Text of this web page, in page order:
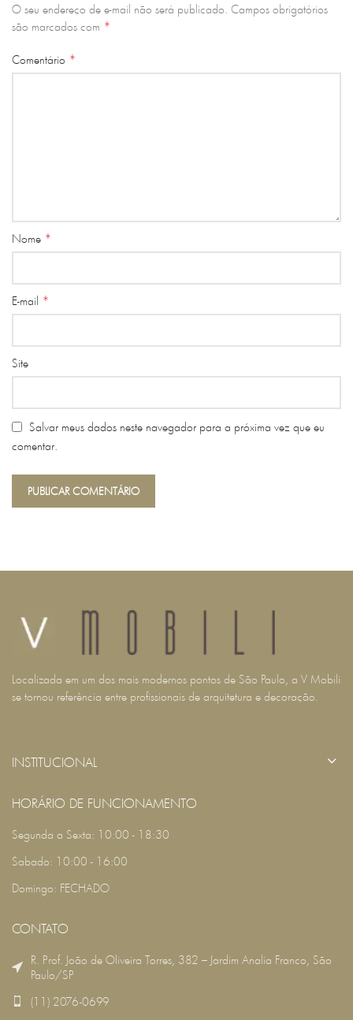
O seu endereço de e-mail não será publicado. Campos obrigatórios
são marcados com *
Comentário *
Nome *
E-mail *
Site
Salvar meus dados neste navegador para a próxima vez que eu
comentar.
Localizada em um dos mais modernos pontos de São Paulo, a V Mobili
se tornou referência entre profissionais de arquitetura e decoração.
INSTITUCIONAL
HORÁRIO DE FUNCIONAMENTO
Segunda a Sexta: 10:00 - 18:30
Sabado: 10:00 - 16:00
Domingo: FECHADO
CONTATO
R. Prof. João de Oliveira Torres, 382 – Jardim Analia Franco, São
Paulo/SP
(11) 2076-0699